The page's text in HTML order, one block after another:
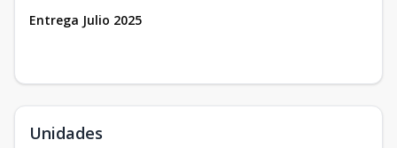
Entrega Julio 2025
Unidades